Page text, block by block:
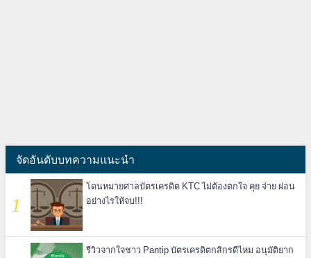
จัดอันดับบทความแนะนำ
โดนหมายศาลบัตรเครดิต KTC ไม่ต้องตกใจ คุย จ่าย ผ่อน
อย่างไรให้จบ!!!
รีวิวจากใจชาว Pantip บัตรเครดิตกสิกรดีไหม อนุมัติยาก